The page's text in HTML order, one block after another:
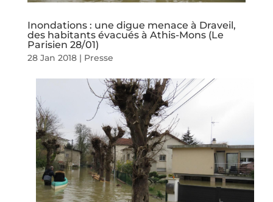
Inondations : une digue menace à Draveil,
des habitants évacués à Athis-Mons (Le
Parisien 28/01)
28 Jan 2018| Presse